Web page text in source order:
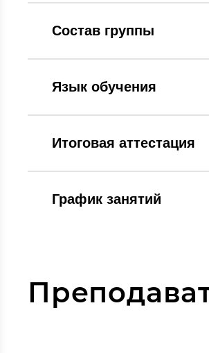
Состав группы
Язык обучения
Итоговая аттестация
График занятий